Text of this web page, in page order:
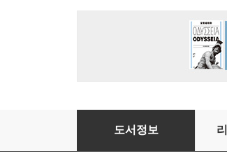
정신분석학 첫걸음: 핵심 개
도서정보